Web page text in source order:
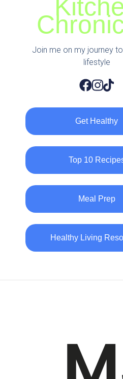
Join me on my journey
lifestyle
Get Healthy
Top 10
Meal Prep
Healthy Living